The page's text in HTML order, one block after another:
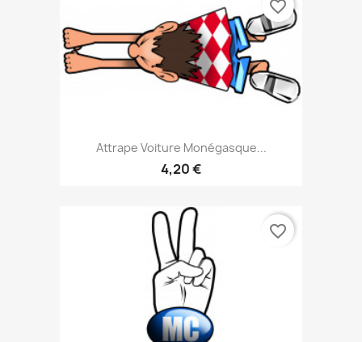
Attrape Voiture Monégasque...
4,20 €
favorite_border
favorite_border